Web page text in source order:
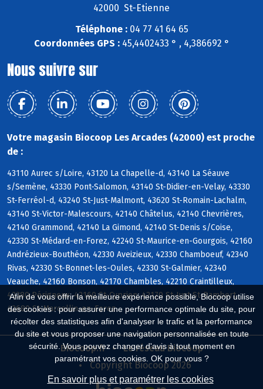
Afin de vous offrir la meilleure expérience possible, Biocoop utilise
des cookies : pour assurer une performance optimale du site, pour
récolter des statistiques afin d'analyser le trafic et la performance
du site et vous proposer une navigation personnalisée en toute
sécurité. Vous pouvez changer d'avis à tout moment en
paramétrant vos cookies. OK pour vous ?
En savoir plus et paramétrer les cookies
42000 St-Etienne
Téléphone :04 77 41 64 65
Coordonnées GPS :45,4402433 ° , 4,386692 °
Nous suivre sur
Votre magasin Biocoop Les Arcades (42000) est proche
de :
43110 Aurec s/Loire, 43120 La Chapelle-d, 43140 La Séauve
s/Semène, 43330 Pont-Salomon, 43140 St-Didier-en-Velay, 43330
St-Ferréol-d, 43240 St-Just-Malmont, 43620 St-Romain-Lachalm,
43140 St-Victor-Malescours, 42140 Châtelus, 42140 Chevrières,
42140 Grammond, 42140 La Gimond, 42140 St-Denis s/Coise,
42330 St-Médard-en-Forez, 42240 St-Maurice-en-Gourgois, 42160
Andrézieux-Bouthéon, 42330 Aveizieux, 42330 Chamboeuf, 42340
Rivas, 42330 St-Bonnet-les-Oules, 42330 St-Galmier, 42340
Veauche, 42160 Bonson, 42170 Chambles, 42210 Craintilleux,
42380 Périgneux, 42160 St-Cyprien, 42170 St-Just-St-Rambert,
42680 St-Marcellin-en-Forez
Biocoop.fr
Le réseau Biocoop
Copyright Biocoop 2026